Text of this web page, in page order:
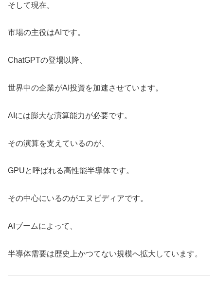
そして現在。
市場の主役はAIです。
ChatGPTの登場以降、
世界中の企業がAI投資を加速させています。
AIには膨大な演算能力が必要です。
その演算を支えているのが、
GPUと呼ばれる高性能半導体です。
その中心にいるのがエヌビディアです。
AIブームによって、
半導体需要は歴史上かつてない規模へ拡大しています。